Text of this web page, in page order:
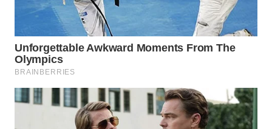
SUMEDANG
WN
CIANJUR
KEPULAUAN
SERIBU